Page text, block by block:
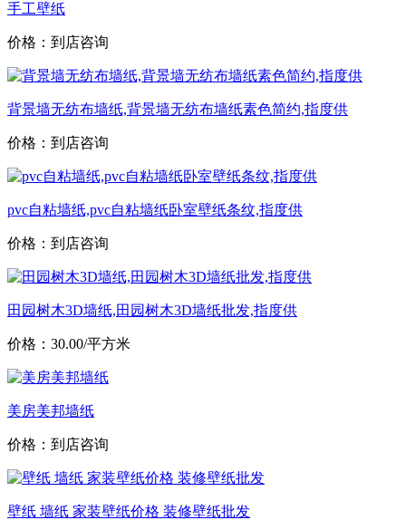
手工壁纸
价格：到店咨询
背景墙无纺布墙纸,背景墙无纺布墙纸素色简约,指度供
价格：到店咨询
pvc自粘墙纸,pvc自粘墙纸卧室壁纸条纹,指度供
价格：到店咨询
田园树木3D墙纸,田园树木3D墙纸批发,指度供
价格：30.00/平方米
美房美邦墙纸
价格：到店咨询
壁纸 墙纸 家装壁纸价格 装修壁纸批发